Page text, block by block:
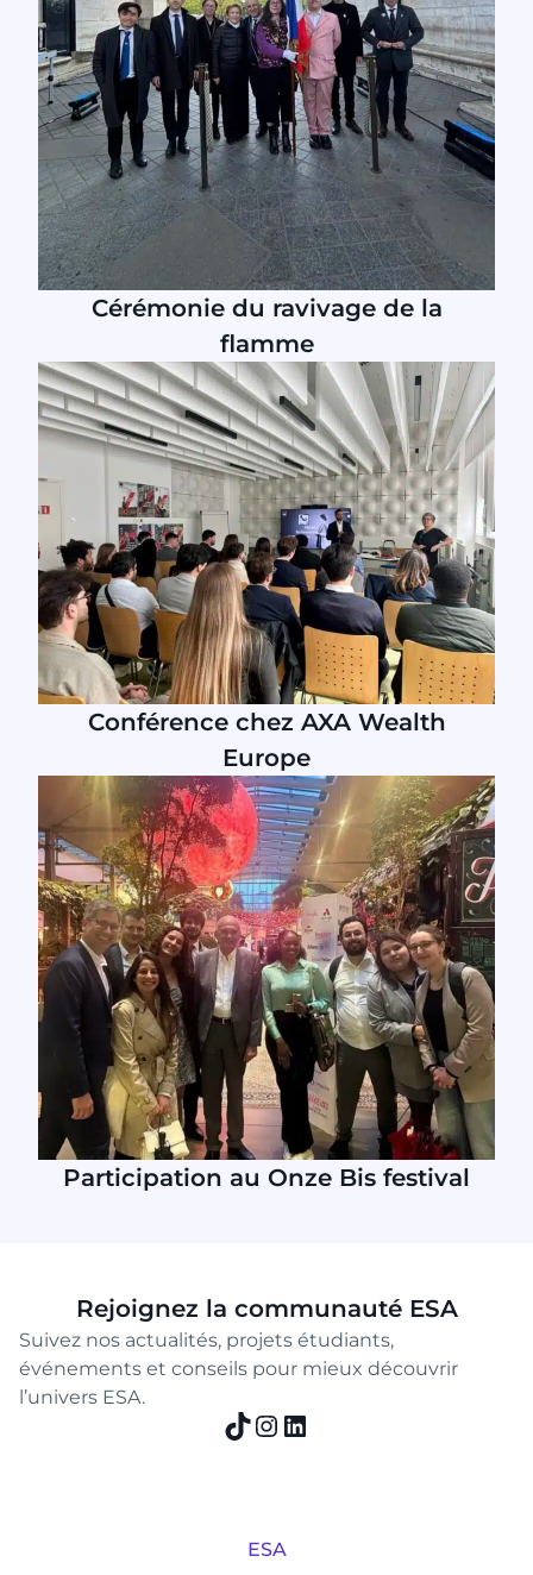
Cérémonie du ravivage de la
flamme
Conférence chez AXA Wealth
Europe
Participation au Onze Bis festival
Rejoignez la communauté ESA
Suivez nos actualités, projets étudiants,
événements et conseils pour mieux découvrir
l’univers ESA.
TikTok
Instagram
LinkedIn
ESA